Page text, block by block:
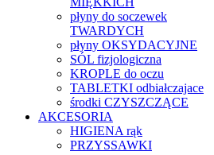
płyny do soczewek
TWARDYCH
płyny OKSYDACYJNE
SÓL fizjologiczna
KROPLE do oczu
TABLETKI odbiałczajace
środki CZYSZCZĄCE
AKCESORIA
HIGIENA rąk
PRZYSSAWKI